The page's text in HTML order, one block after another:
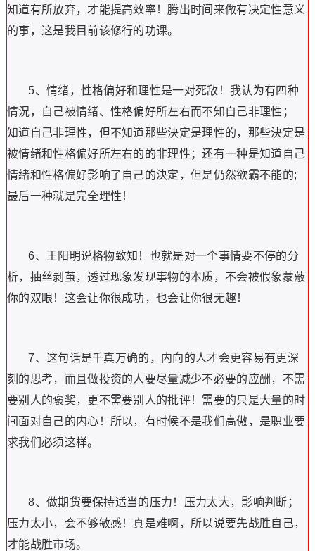
知道有所放弃，才能提高效率！腾出时间来做有决定性意义
的事，这是我目前该修行的功课。
5、情绪，性格偏好和理性是一对死敌！我认为有四种
情況，自己被情绪、性格偏好所左右而不知自己非理性；
知道自己非理性，但不知道那些決定是理性的，那些決定是
被情绪和性格偏好所左右的的非理性；还有一种是知道自己
情緒和性格偏好影响了自己的決定，但是仍然欲霸不能的;
最后一种就是完全理性！
6、王阳明说格物致知！也就是对一个事情要不停的分
析，抽丝剥茧，透过现象发现事物的本质，不会被假象蒙蔽
你的双眼！这会让你很成功，也会让你很无趣！
7、这句话是千真万确的，内向的人才会更容易有更深
刻的思考，而且做投资的人要尽量减少不必要的应酬，不需
要别人的褒奖，更不需要别人的批评！需要的只是大量的时
间面对自己的内心！所以，有时候不是我们高傲，是职业要
求我们必须这样。
8、做期货要保持适当的压力！压力太大，影响判断；
压力太小，会不够敏感！真是难啊，所以说要先战胜自己，
才能战胜市场。